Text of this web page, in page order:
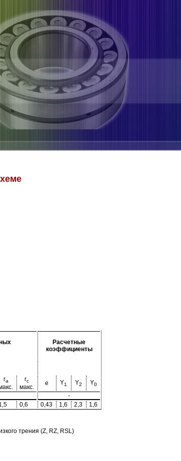
Расчетные
коэффициенты
ra rc
макс.
e Y1 Y2 Y0
-
0,6 0,43 1,6 2,3 1,6
трения (Z, RZ, RSL)